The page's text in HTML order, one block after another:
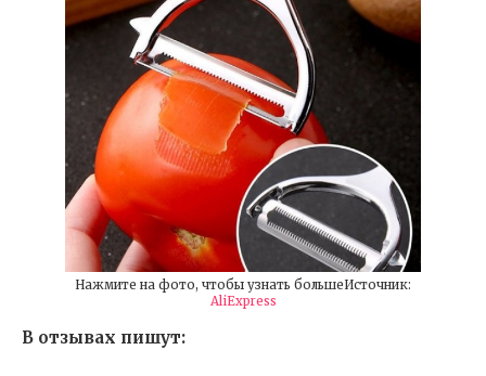
Нажмите на фото, чтобы узнать большеИсточник:
AliExpress
В отзывах пишут: